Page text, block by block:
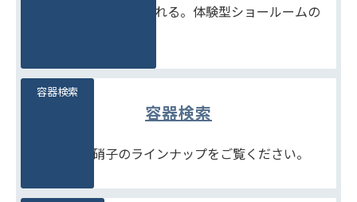
見て、触れて、比べられる。体験型ショールームの
容器検索
豊富な石堂硝子のラインナップをご覧ください。
容器検索